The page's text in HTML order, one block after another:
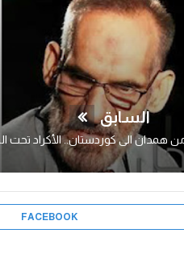
السابق
همدان الى كوردستان.. الأكراد تحت
FACEBOOK